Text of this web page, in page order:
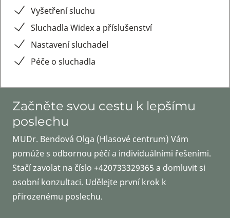
Vyšetření sluchu
Sluchadla Widex a příslušenství
Nastavení sluchadel
Péče o sluchadla
Začněte svou cestu k lepšímu
poslechu
MUDr. Bendová Olga (Hlasové centrum) Vám
pomůže s odbornou péčí a individuálními řešeními.
Stačí zavolat na číslo +420733329365 a domluvit si
osobní konzultaci. Udělejte první krok k
přirozenému poslechu.